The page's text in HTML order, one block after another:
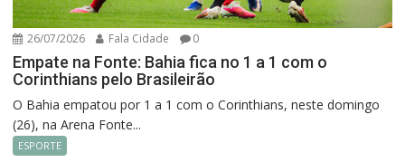
26/07/2026 Fala Cidade 0
Empate na Fonte: Bahia fica no 1 a 1 com o
Corinthians pelo Brasileirão
O Bahia empatou por 1 a 1 com o Corinthians, neste domingo
(26), na Arena Fonte...
ESPORTE